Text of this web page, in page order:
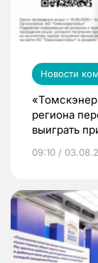
Новости
региона
выиграть
09:10 /